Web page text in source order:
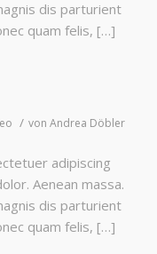
dis parturient
quam felis, […]
/ von Andrea Döbler
adipiscing
Aenean massa.
dis parturient
quam felis, […]